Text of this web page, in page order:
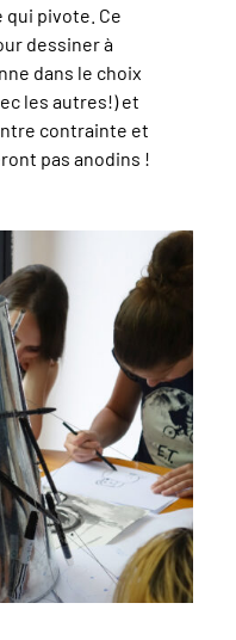
qui pivote. Ce
dessiner à
dans le choix
les autres!) et
contrainte et
pas anodins !